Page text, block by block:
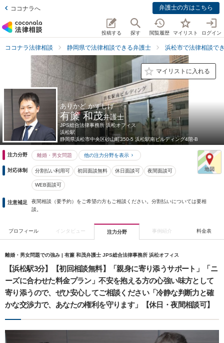
ココナラへ 弁護士の方はこちら
投稿する 探す 閲覧履歴 マイリスト ログイン
ココナラ法律相談 静岡県で法律相談できる弁護士 浜松市で法律相談で
マイリストに入れる
ありかど かずしげ
有簾 和茂弁護士
JPS総合法律事務所 浜松オフィス
浜松駅
静岡県浜松市中央区砂山町350-5 浜松駅南ビルディング4階-B
注力分野 離婚・男女問題 他の注力分野を表示
対応体制 分割払い利用可 初回面談無料 休日面談可 夜間面談可
WEB面談可
注意補足
夜間相談（要予約）をご希望の方もご相談ください。分割払いについては要相
談。
プロフィール インタビュー 注力分野 事例紹介 料金表
離婚・男女問題での強み | 有簾 和茂弁護士 JPS総合法律事務所 浜松オフィス
【浜松駅3分】【初回相談無料】「親身に寄り添うサポート」「ニ
ーズに合わせた料金プラン」不安を抱える方の心強い味方として
寄り添うので、ぜひ安心してご相談ください「冷静な判断力と確
かな交渉力で、あなたの権利を守ります」【休日・夜間相談可】